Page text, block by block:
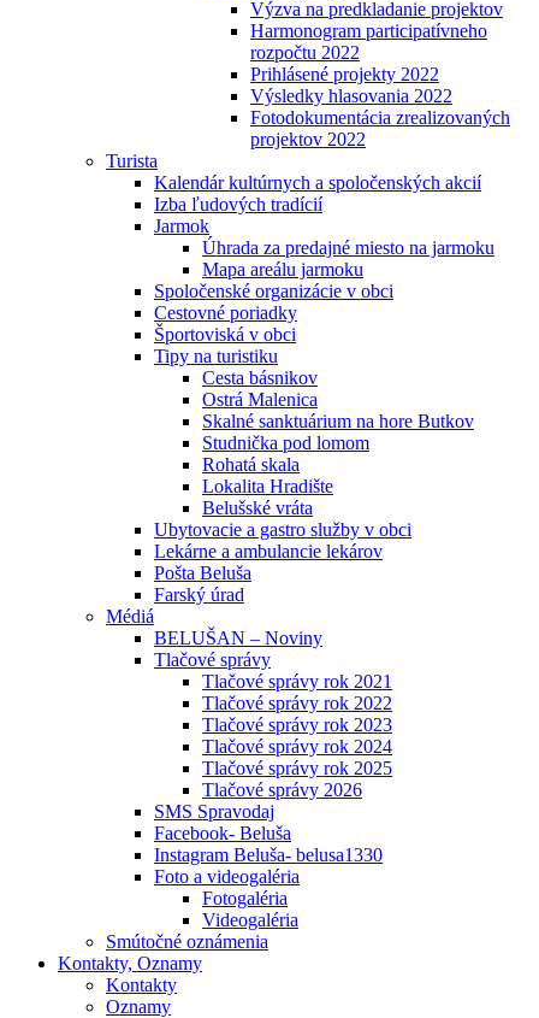
Výzva na predkladanie projektov
Harmonogram participatívneho
rozpočtu 2022
Prihlásené projekty 2022
Výsledky hlasovania 2022
Fotodokumentácia zrealizovaných
projektov 2022
Turista
Kalendár kultúrnych a spoločenských akcií
Izba ľudových tradícií
Jarmok
Úhrada za predajné miesto na jarmoku
Mapa areálu jarmoku
Spoločenské organizácie v obci
Cestovné poriadky
Športoviská v obci
Tipy na turistiku
Cesta básnikov
Ostrá Malenica
Skalné sanktuárium na hore Butkov
Studnička pod lomom
Rohatá skala
Lokalita Hradište
Belušské vráta
Ubytovacie a gastro služby v obci
Lekárne a ambulancie lekárov
Pošta Beluša
Farský úrad
Médiá
BELUŠAN – Noviny
Tlačové správy
Tlačové správy rok 2021
Tlačové správy rok 2022
Tlačové správy rok 2023
Tlačové správy rok 2024
Tlačové správy rok 2025
Tlačové správy 2026
SMS Spravodaj
Facebook- Beluša
Instagram Beluša- belusa1330
Foto a videogaléria
Fotogaléria
Videogaléria
Smútočné oznámenia
Kontakty, Oznamy
Kontakty
Oznamy